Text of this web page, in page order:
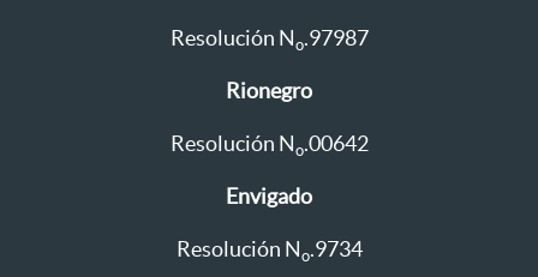
Resolución N o.97987
Rionegro
Resolución N o.00642
Envigado
Resolución N o.9734